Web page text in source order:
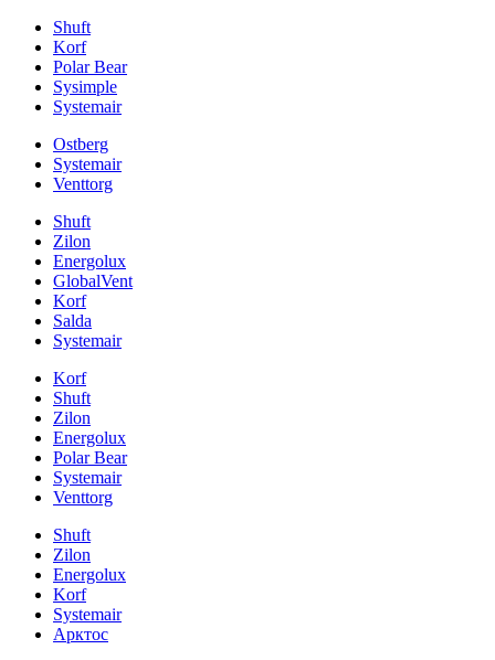
Shuft
Korf
Polar Bear
Sysimple
Systemair
Ostberg
Systemair
Venttorg
Shuft
Zilon
Energolux
GlobalVent
Korf
Salda
Systemair
Korf
Shuft
Zilon
Energolux
Polar Bear
Systemair
Venttorg
Shuft
Zilon
Energolux
Korf
Systemair
Арктос